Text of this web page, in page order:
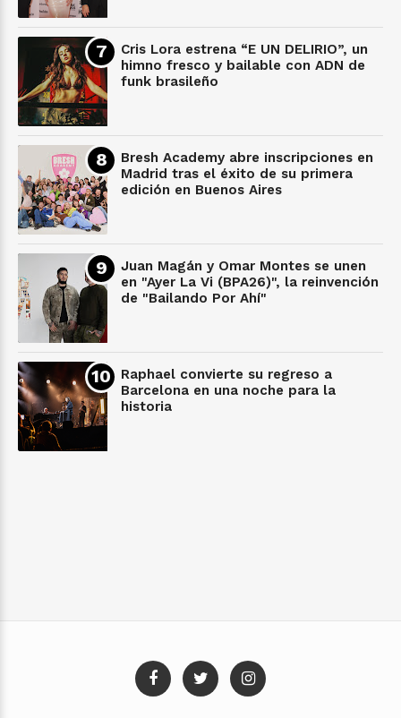
Cris Lora estrena “E UN DELIRIO”, un
himno fresco y bailable con ADN de
funk brasileño
Bresh Academy abre inscripciones en
Madrid tras el éxito de su primera
edición en Buenos Aires
Juan Magán y Omar Montes se unen
en "Ayer La Vi (BPA26)", la reinvención
de "Bailando Por Ahí"
Raphael convierte su regreso a
Barcelona en una noche para la
historia